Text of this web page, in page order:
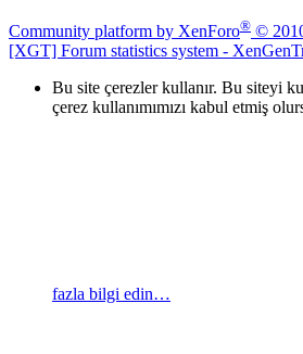
Community platform by XenForo® ©
[XGT] Forum statistics system -
Bu site çerezler kullanır. Bu siteyi
çerez kullanımımızı kabul etmiş
fazla bilgi edin…